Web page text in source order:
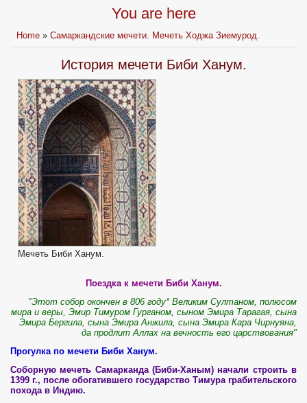
You are here
Home »Самаркандские мечeти. Мечеть Ходжа Зиемурод.
История мечeти Биби Ханум.
Мечeть Биби Ханум.
Поездка к мечети Биби Ханум.
"Этот собор окончен в 806 году* Великим Султаном, полюсом
мира и веры, Эмир Тимуром Гурганом, сыном Эмира Тарагая, сына
Эмира Бергила, сына Эмира Анжила, сына Эмира Кара Чирнуяна,
да продлит Аллах на вечность его царствования"
Прогулка по мечети Биби Ханум.
Соборную мечеть Самарканда (Биби-Ханым) начали строить в
1399 г., после обогатившего государство Тимура грабительского
похода в Индию.